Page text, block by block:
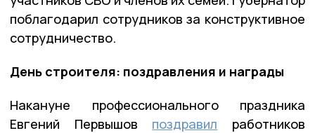
поблагодарил сотрудников за конструктивное
сотрудничество.
День строителя: поздравления и награды
Накануне профессионального праздника
Евгений Первышов поздравил работников